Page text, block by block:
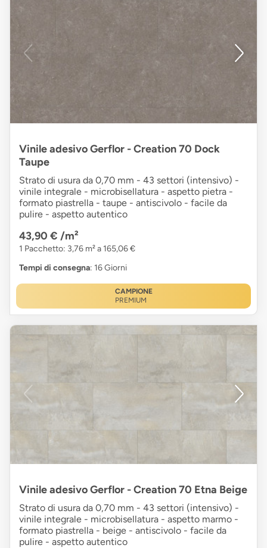
Vinile adesivo Gerflor - Creation 70 Dock
Taupe
Strato di usura da 0,70 mm - 43 settori (intensivo) -
vinile integrale - microbisellatura - aspetto pietra -
formato piastrella - taupe - antiscivolo - facile da
pulire - aspetto autentico
43,90 € /m²
1 Pacchetto: 3,76 m² a 165,06 €
Tempi di consegna: 16 Giorni
CAMPIONE
PREMIUM
Vinile adesivo Gerflor - Creation 70 Etna Beige
Strato di usura da 0,70 mm - 43 settori (intensivo) -
vinile integrale - microbisellatura - aspetto marmo -
formato piastrella - beige - antiscivolo - facile da
pulire - aspetto autentico